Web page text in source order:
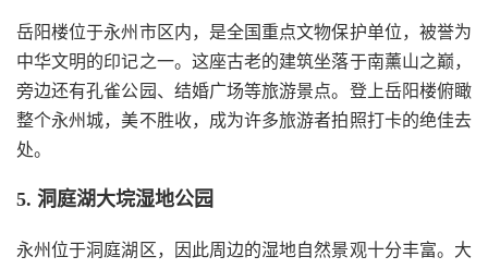
岳阳楼位于永州市区内，是全国重点文物保护单位，被誉为
中华文明的印记之一。这座古老的建筑坐落于南薰山之巅，
旁边还有孔雀公园、结婚广场等旅游景点。登上岳阳楼俯瞰
整个永州城，美不胜收，成为许多旅游者拍照打卡的绝佳去
处。
5. 洞庭湖大垸湿地公园
永州位于洞庭湖区，因此周边的湿地自然景观十分丰富。大